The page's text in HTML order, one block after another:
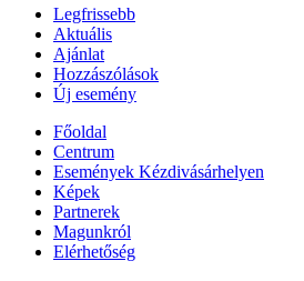
Legfrissebb
Aktuális
Ajánlat
Hozzászólások
Új esemény
Főoldal
Centrum
Események Kézdivásárhelyen
Képek
Partnerek
Magunkról
Elérhetőség